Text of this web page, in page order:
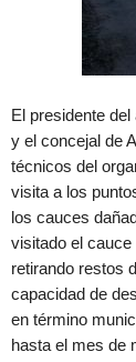
El presidente
y el concejal de
técnicos del
visita a los
los cauces
visitado el
retirando restos
capacidad de
en término
hasta el mes de